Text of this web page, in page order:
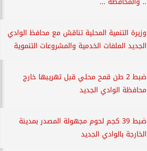
وزيرة التنمية المحلية تناقش مع محافظ الوادي
الجديد الملفات الخدمية والمشروعات التنموية
ضبط 2 طن قمح محلي قبل تهريبها خارج
محافظة الوادي الجديد
ضبط 39 كجم لحوم مجهولة المصدر بمدينة
الخارجة بالوادي الجديد